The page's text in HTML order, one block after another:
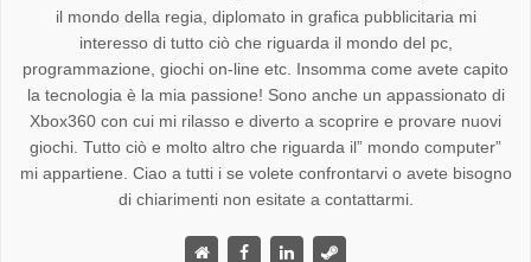
il mondo della regia, diplomato in grafica pubblicitaria mi
interesso di tutto ciò che riguarda il mondo del pc,
programmazione, giochi on-line etc. Insomma come avete capito
la tecnologia è la mia passione! Sono anche un appassionato di
Xbox360 con cui mi rilasso e diverto a scoprire e provare nuovi
giochi. Tutto ciò e molto altro che riguarda il” mondo computer”
mi appartiene. Ciao a tutti i se volete confrontarvi o avete bisogno
di chiarimenti non esitate a contattarmi.